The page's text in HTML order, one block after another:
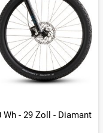
- 29 Zoll - Diamant